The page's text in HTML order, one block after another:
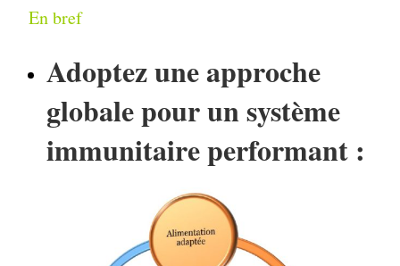
En bref
Adoptez une approche
globale pour un système
immunitaire performant :